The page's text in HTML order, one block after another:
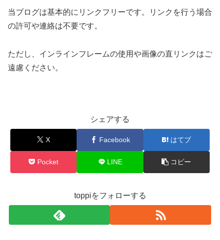
当ブログは基本的にリンクフリーです。リンクを行う場合
の許可や連絡は不要です。
ただし、インラインフレームの使用や画像の直リンクはご
遠慮ください。
シェアする
X Facebook はてブ
Pocket LINE コピー
toppiをフォローする